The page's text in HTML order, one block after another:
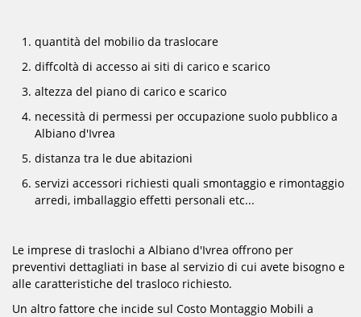
quantità del mobilio da traslocare
diffcoltà di accesso ai siti di carico e scarico
altezza del piano di carico e scarico
necessità di permessi per occupazione suolo pubblico a
Albiano d'Ivrea
distanza tra le due abitazioni
servizi accessori richiesti quali smontaggio e rimontaggio
arredi, imballaggio effetti personali etc...
Le imprese di traslochi a Albiano d'Ivrea offrono per
preventivi dettagliati in base al servizio di cui avete bisogno e
alle caratteristiche del trasloco richiesto.
Un altro fattore che incide sul Costo Montaggio Mobili a